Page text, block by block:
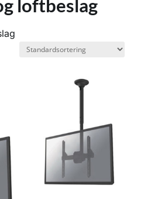
loftbeslag